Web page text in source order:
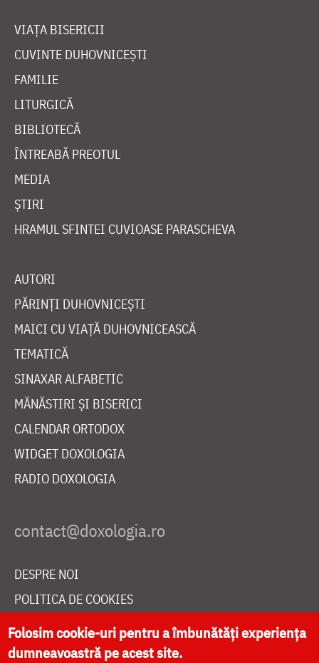
VIAȚA BISERICII
CUVINTE DUHOVNICEȘTI
FAMILIE
LITURGICĂ
BIBLIOTECĂ
ÎNTREABĂ PREOTUL
MEDIA
ȘTIRI
HRAMUL SFINTEI CUVIOASE PARASCHEVA
AUTORI
PĂRINȚI DUHOVNICEȘTI
MAICI CU VIAȚĂ DUHOVNICEASCĂ
TEMATICĂ
SINAXAR ALFABETIC
MĂNĂSTIRI ȘI BISERICI
CALENDAR ORTODOX
WIDGET DOXOLOGIA
RADIO DOXOLOGIA
DESPRE NOI
POLITICA DE COOKIES
DONEAZĂ ONLINE PENTRU CATEDRALA NAȚIONALĂ
Folosim cookie-uri pentru a îmbunătăți experiența
dumneavoastră pe acest site.